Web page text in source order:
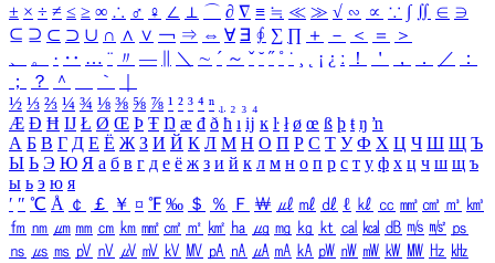
± × ÷ ≠ ≤ ≥ ∞ ∴ ♂ ♀ ∠ ⊥ ⌒ ∂ ∇ ≡ ≒ ≪ ≫ √ ∽ ∝ ∵ ∫ ∬ ∈ ∋
⊆ ⊇ ⊂ ⊃ ∪ ∩ ∧ ∨ ￢ ⇒ ⇔ ∀ ∃ ∮ ∑ ∏ ＋ － ＜ ＝
＞
、
。 · ‥ … ¨ 〃 ― ＼ ∼ ´ ～ ˇ ˘ ˝ ˚ ˙ ¸ ¡ ¿ ː ！ ＇ ， ． ／
：
；
？ ＾ ｀
½ ⅓ ⅔ ¼ ¾ ⅛ ⅜ ⅝ ⅞ ¹ ² ³ ⁴ ⁿ ₁ ₂ ₃ ₄
Æ Ð Ħ Ĳ Ł Ø Œ Þ Ŧ Ŋ æ đ ð ħ ı ĳ ĸ ŀ ł ø œ ß þ ŧ ŋ ŉ
А Б В Г Д Е Ё Ж З И Й К Л М Н О П Р С Т У Ф Х Ц Ч Ш Щ Ъ
Ы Ь Э Ю Я а б в г д е ё ж з и й к л м н о п р с т у ф х ц ч ш щ ъ
ы ь э ю я
′ ″ ℃ Å ￠ ￡ ￥ ¤ ℉ ‰ ＄ ％ Ｆ ￦ ㎕ ㎖ ㎗ ℓ ㎘ ㏄ ㎣ ㎤ ㎥ ㎦
㎙ ㎚ ㎛ ㎜ ㎝ ㎞ ㎟ ㎠ ㎡ ㎢ ㏊ ㎍ ㎎ ㎏ ㏏ ㎈ ㎉ ㏈ ㎧ ㎨ ㎰
㎱ ㎲ ㎳ ㎴ ㎵ ㎶ ㎷ ㎸ ㎹ ㎀ ㎁ ㎂ ㎃ ㎄ ㎺ ㎻ ㎽ ㎾ ㎿ ㎐ ㎑